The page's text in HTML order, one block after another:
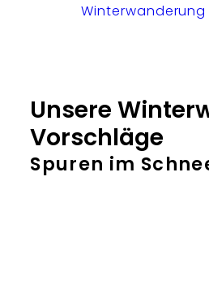
Unsere
Vorschläge
Spuren im